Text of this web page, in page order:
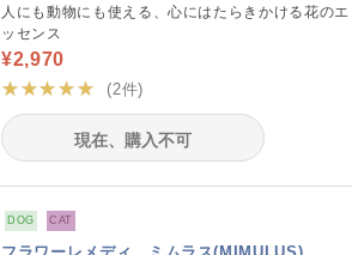
人にも動物にも使える、心にはたらきかける花のエ
ッセンス
¥2,970
★★★★★
(2件)
現在、購入不可
DOG CAT